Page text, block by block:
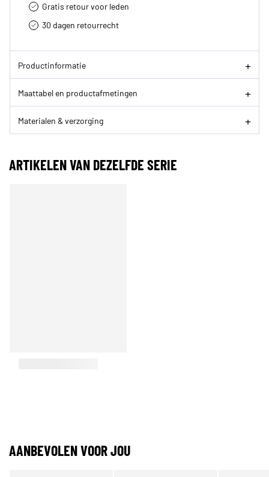
Gratis retour voor leden
30 dagen retourrecht­
Productinformatie
Maattabel en productafmetingen
Materialen & verzorging
ARTIKELEN VAN DEZELFDE SERIE
AANBEVOLEN VOOR JOU